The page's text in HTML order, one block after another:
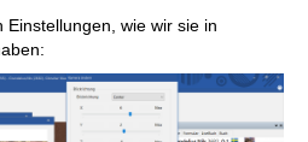
wie wir sie in